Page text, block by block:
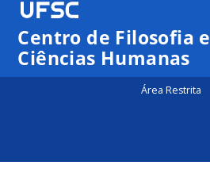
Centro de Filosofia e
Ciências Humanas
Área Restrita